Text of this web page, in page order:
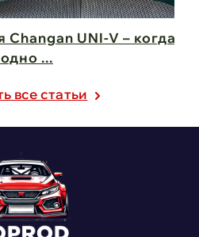
UNI-V – когда стиль и
все статьи